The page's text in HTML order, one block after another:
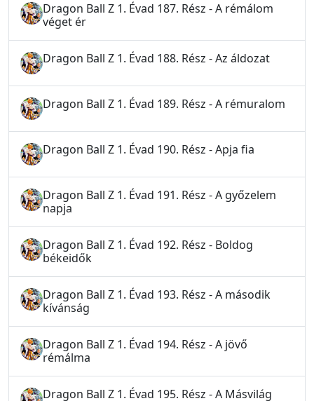
Dragon Ball Z 1. Évad 187. Rész - A rémálom
véget ér
Dragon Ball Z 1. Évad 188. Rész - Az áldozat
Dragon Ball Z 1. Évad 189. Rész - A rémuralom
Dragon Ball Z 1. Évad 190. Rész - Apja fia
Dragon Ball Z 1. Évad 191. Rész - A győzelem
napja
Dragon Ball Z 1. Évad 192. Rész - Boldog
békeidők
Dragon Ball Z 1. Évad 193. Rész - A második
kívánság
Dragon Ball Z 1. Évad 194. Rész - A jövő
rémálma
Dragon Ball Z 1. Évad 195. Rész - A Másvilág